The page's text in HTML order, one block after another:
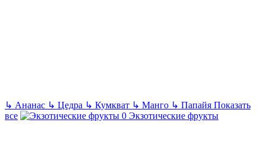
↳ Ананас ↳ Цедра ↳ Кумкват ↳ Манго ↳ Папайя Показать
все
Экзотические фрукты